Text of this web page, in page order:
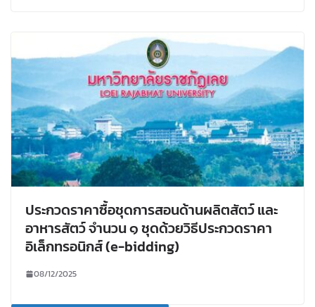
ประกวดราคาซื้อชุดการสอนด้านผลิตสัตว์ และ
อาหารสัตว์ จำนวน ๑ ชุดด้วยวิธีประกวดราคา
อิเล็กทรอนิกส์ (e-bidding)
08/12/2025